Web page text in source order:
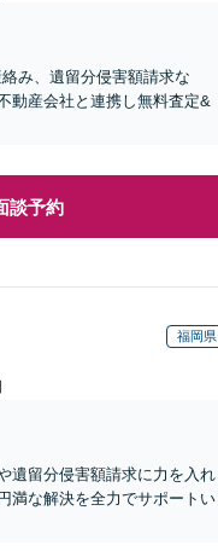
み、遺留分侵害額請求な
動産会社と連携し無料査定&
談予約
福岡県
遺留分侵害額請求に力を入れ
満な解決を全力でサポートい